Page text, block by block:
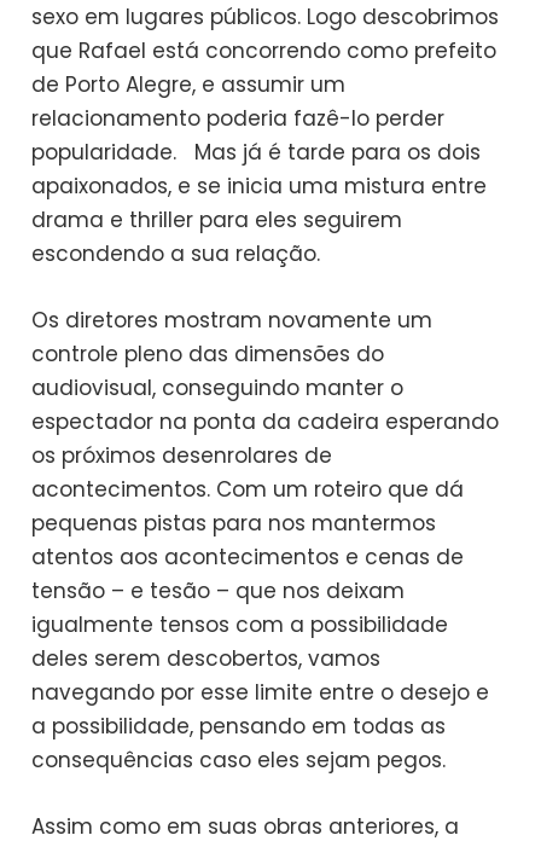
sexo em lugares públicos. Logo descobrimos
que Rafael está concorrendo como prefeito
de Porto Alegre, e assumir um
relacionamento poderia fazê-lo perder
popularidade. Mas já é tarde para os dois
apaixonados, e se inicia uma mistura entre
drama e thriller para eles seguirem
escondendo a sua relação.
Os diretores mostram novamente um
controle pleno das dimensões do
audiovisual, conseguindo manter o
espectador na ponta da cadeira esperando
os próximos desenrolares de
acontecimentos. Com um roteiro que dá
pequenas pistas para nos mantermos
atentos aos acontecimentos e cenas de
tensão – e tesão – que nos deixam
igualmente tensos com a possibilidade
deles serem descobertos, vamos
navegando por esse limite entre o desejo e
a possibilidade, pensando em todas as
consequências caso eles sejam pegos.
Assim como em suas obras anteriores, a